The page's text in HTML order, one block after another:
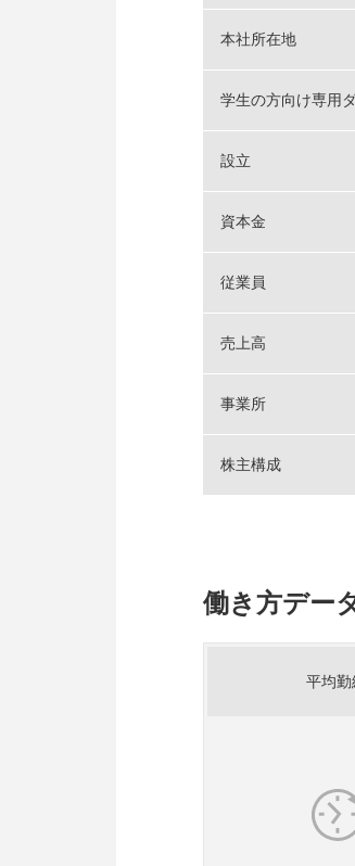
本社所在地
学生の方向け専用
設立
資本金
従業員
売上高
事業所
株主構成
働き方デー
平均勤